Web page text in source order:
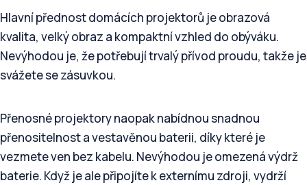
Hlavní přednost domácích projektorů je obrazová
kvalita, velký obraz a kompaktní vzhled do obýváku.
Nevýhodou je, že potřebují trvalý přívod proudu, takže je
svážete se zásuvkou.
Přenosné projektory naopak nabídnou snadnou
přenositelnost a vestavěnou baterii, díky které je
vezmete ven bez kabelu. Nevýhodou je omezená výdrž
baterie. Když je ale připojíte k externímu zdroji, vydrží